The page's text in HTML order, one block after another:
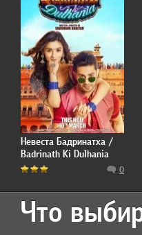
Невеста Бадринатха /
Badrinath Ki Dulhania
0
Что